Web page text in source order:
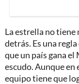
La estrella no
detrás. Es una
que un país gana
escudo. Aunque en
equipo tiene que